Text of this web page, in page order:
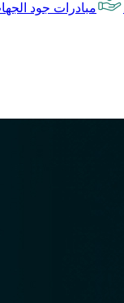
مبادرات جود